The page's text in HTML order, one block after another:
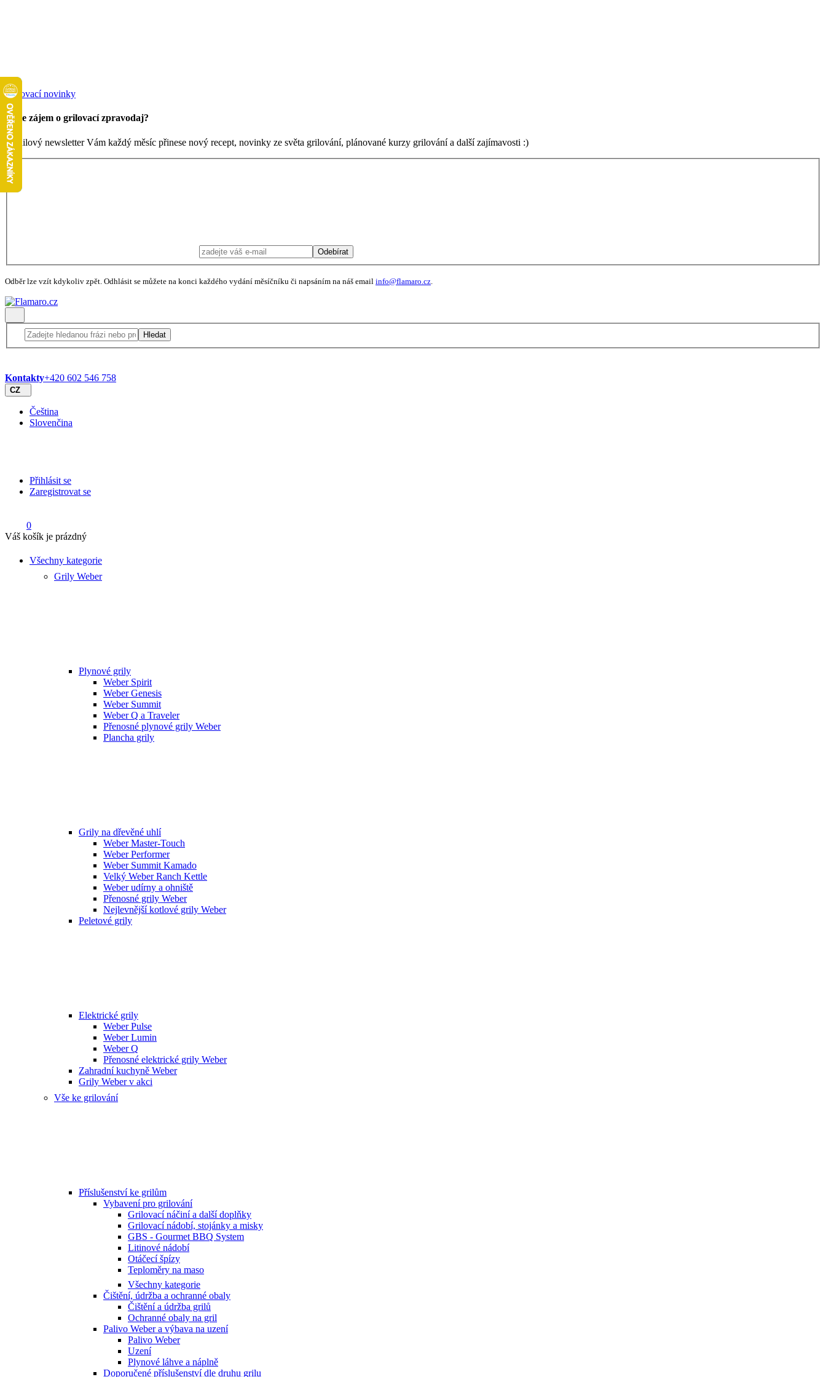
Grilovací novinky
Máte zájem o grilovací zpravodaj?
Emailový newsletter Vám každý měsíc přinese nový recept, novinky ze světa grilování, plánované kurzy grilování a další zajímavosti :)
Odebírat
Odběr lze vzít kdykoliv zpět. Odhlásit se můžete na konci každého vydání měsíčníku či napsáním na náš email info@flamaro.cz.
Hledat
Kontakty+420 602 546 758
CZ
Čeština
Slovenčina
Přihlásit se
Zaregistrovat se
0
Váš košík je prázdný
Všechny kategorie
Grily Weber
Plynové grily
Weber Spirit
Weber Genesis
Weber Summit
Weber Q a Traveler
Přenosné plynové grily Weber
Plancha grily
Grily na dřevěné uhlí
Weber Master-Touch
Weber Performer
Weber Summit Kamado
Velký Weber Ranch Kettle
Weber udírny a ohniště
Přenosné grily Weber
Nejlevnější kotlové grily Weber
Peletové grily
Elektrické grily
Weber Pulse
Weber Lumin
Weber Q
Přenosné elektrické grily Weber
Zahradní kuchyně Weber
Grily Weber v akci
Vše ke grilování
Příslušenství ke grilům
Vybavení pro grilování
Grilovací náčiní a další doplňky
Grilovací nádobí, stojánky a misky
GBS - Gourmet BBQ System
Litinové nádobí
Otáčecí špízy
Teploměry na maso
Všechny kategorie
Čištění, údržba a ochranné obaly
Čištění a údržba grilů
Ochranné obaly na gril
Palivo Weber a výbava na uzení
Palivo Weber
Uzení
Plynové láhve a náplně
Doporučené příslušenství dle druhu grilu